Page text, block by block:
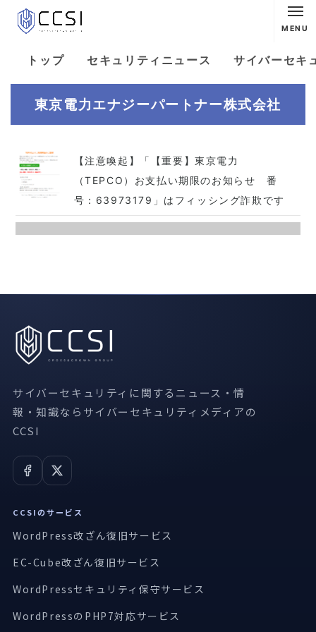
MENU
トップ セキュリティニュース サイバーセキ
東京電力エナジーパートナー株式会社
【注意喚起】「【重要】東京電力
（TEPCO）お支払い期限のお知らせ 番
号：63973179」はフィッシング詐欺です
サイバーセキュリティに関するニュース・情
報・知識ならサイバーセキュリティメディアの
CCSI
CCSIのサービス
WordPress改ざん復旧サービス
EC-Cube改ざん復旧サービス
WordPressセキュリティ保守サービス
WordPressのPHP7対応サービス